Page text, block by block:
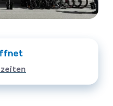
Ticket- &
Gutscheinshop